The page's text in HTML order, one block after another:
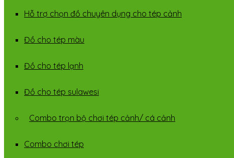
Hỗ trợ chọn đồ chuyên dụng cho tép cảnh
Đồ cho tép màu
Đồ cho tép lạnh
Đồ cho tép sulawesi
Combo trọn bộ chơi tép cảnh/ cá cảnh
Combo chơi tép